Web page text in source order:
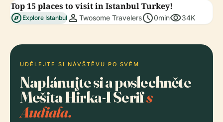
Top 15 places to visit in Istanbul Turkey!
explore Explore Istanbul person Twosome Travelersschedule0minvisibility34K
UDĚLEJTE SI NÁVŠTĚVU PO SVÉM
Naplánujte si a poslechněte
Mešita Hirka-I Serifs
Audiala.